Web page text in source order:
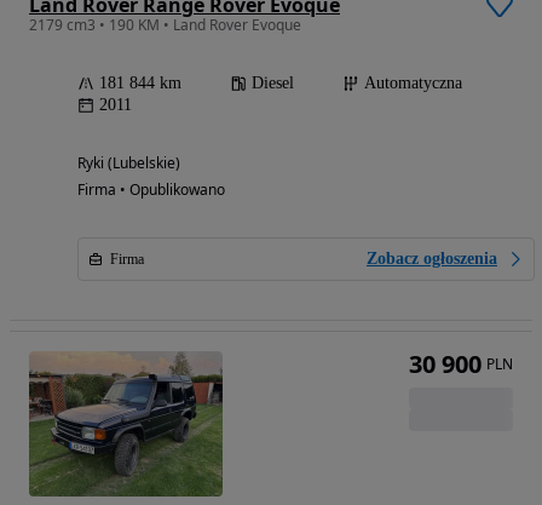
Land Rover Range Rover Evoque
2179 cm3 • 190 KM • Land Rover Evoque
181 844 km Diesel
Automatyczna
2011
Ryki (Lubelskie)
Firma • Opublikowano
Firma Zobacz ogłoszenia
30 900 PLN